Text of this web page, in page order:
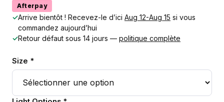
Afterpay
✓Arrive bientôt ! Recevez-le d’ici Aug 12-Aug 15 si vous
commandez aujourd’hui
✓Retour défaut sous 14 jours — politique complète
Size *